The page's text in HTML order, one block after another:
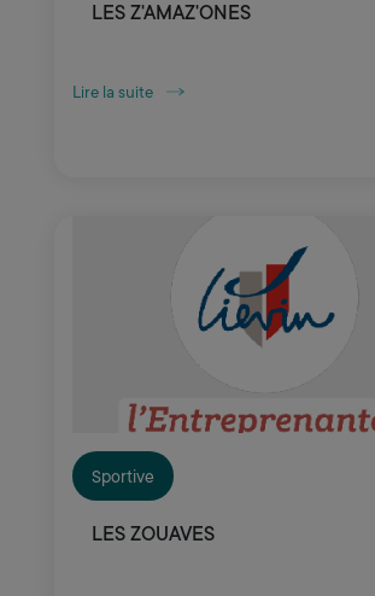
LES Z'AMAZ'ONES
Lire la suite
Sportive
LES ZOUAVES